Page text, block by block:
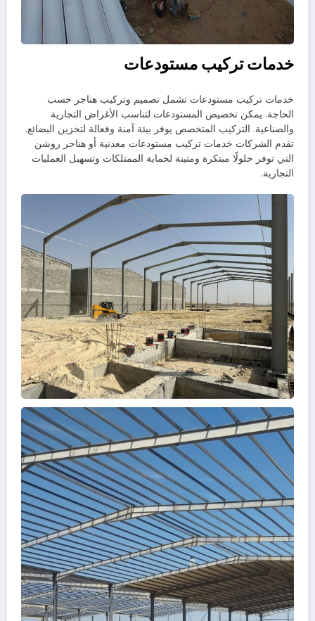
خدمات تركيب مستودعات
خدمات تركيب مستودعات تشمل تصميم وتركيب هناجر حسب
الحاجة. يمكن تخصيص المستودعات لتناسب الأغراض التجارية
والصناعية. التركيب المتخصص يوفر بيئة آمنة وفعالة لتخزين البضائع.
تقدم الشركات خدمات تركيب مستودعات معدنية أو هناجر روشن
التي توفر حلولًا مبتكرة ومتينة لحماية الممتلكات وتسهيل العمليات
التجارية.